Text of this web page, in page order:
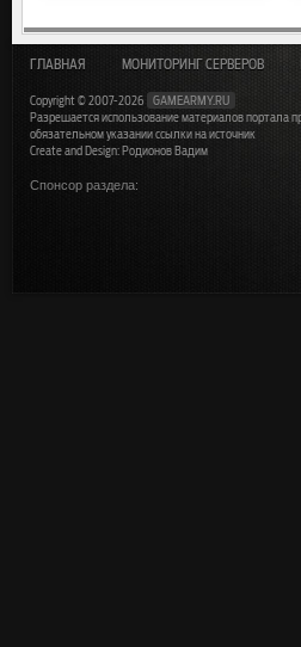
ГЛАВНАЯ МОНИТОРИНГ СЕРВЕРОВ
Copyright © 2007-2026
GAMEARMY.RU
Разрешается использование материалов портала
обязательном указании ссылки на источник
Create and Design: Родионов Вадим
Спонсор раздела: